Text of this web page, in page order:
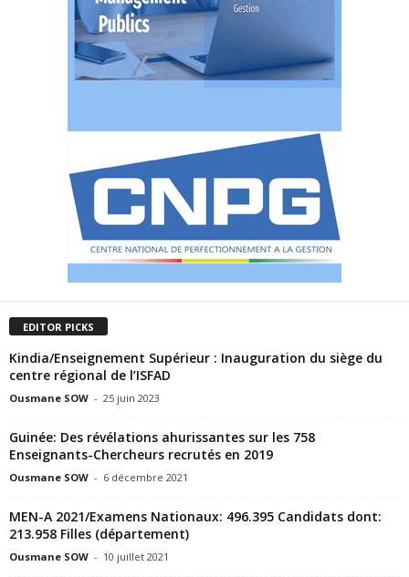
EDITOR PICKS
Kindia/Enseignement Supérieur : Inauguration du siège du
centre régional de l’ISFAD
Ousmane SOW - 25 juin 2023
Guinée: Des révélations ahurissantes sur les 758
Enseignants-Chercheurs recrutés en 2019
Ousmane SOW - 6 décembre 2021
MEN-A 2021/Examens Nationaux: 496.395 Candidats dont:
213.958 Filles (département)
Ousmane SOW - 10 juillet 2021